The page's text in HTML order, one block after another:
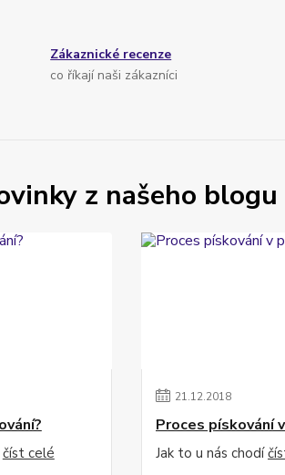
Zákaznické recenze
co říkají naši zákazníci
z našeho blogu
číst celé
21.12.2018
Proces pískování
Jak to u nás chodí